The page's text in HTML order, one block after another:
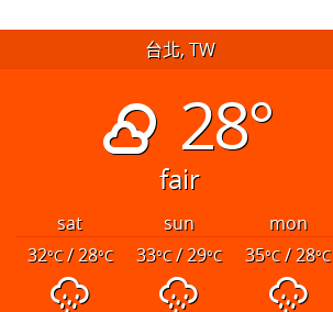
台北, TW
28°
fair
sat sun
mon
32°C/ 28°C 33°C/ 29°C 35°C/ 28°C